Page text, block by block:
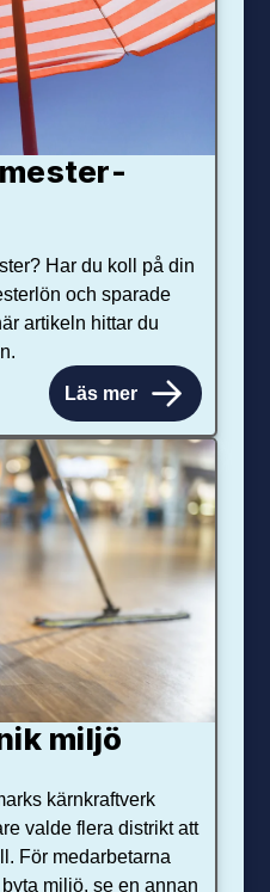
Har du koll på din
och sparade
artikeln hittar du
Läs mer
miljö
kärnkraftverk
valde flera distrikt att
För medarbetarna
miljö, se en annan